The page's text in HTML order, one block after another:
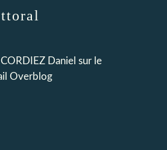
CORDIEZ Daniel sur le
Overblog